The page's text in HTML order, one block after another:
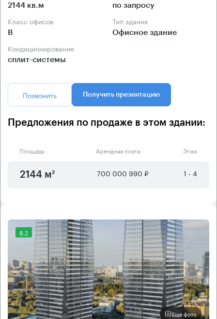
2144 кв.м по запросу
Класс офисов
B
Тип здания
Офисное здание
Кондиционирование
сплит-системы
Позвонить Получить презентацию
Предложения по продаже в этом здании:
Площадь Арендная плата Этаж
2144 м² 700 000 990 ₽ 1 - 4
8.2
Еще фото